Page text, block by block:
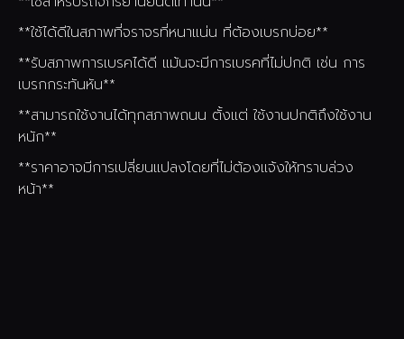
**ใช้ได้ดีในสภาพที่จราจรที่หนาแน่น ที่ต้องเบรกบ่อย**
**รับสภาพการเบรคได้ดี แม้นจะมีการเบรคที่ไม่ปกติ เช่น การ
เบรกกระทันหัน**
**สามารถใช้งานได้ทุกสภาพถนน ตั้งแต่ ใช้งานปกติถึงใช้งาน
หนัก**
**ราคาอาจมีการเปลี่ยนแปลงโดยที่ไม่ต้องแจ้งให้ทราบล่วง
หน้า**